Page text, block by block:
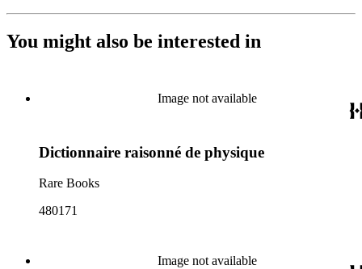
You might also be interested in
Image not available
Dictionnaire raisonné de physique
Rare Books
480171
Image not available